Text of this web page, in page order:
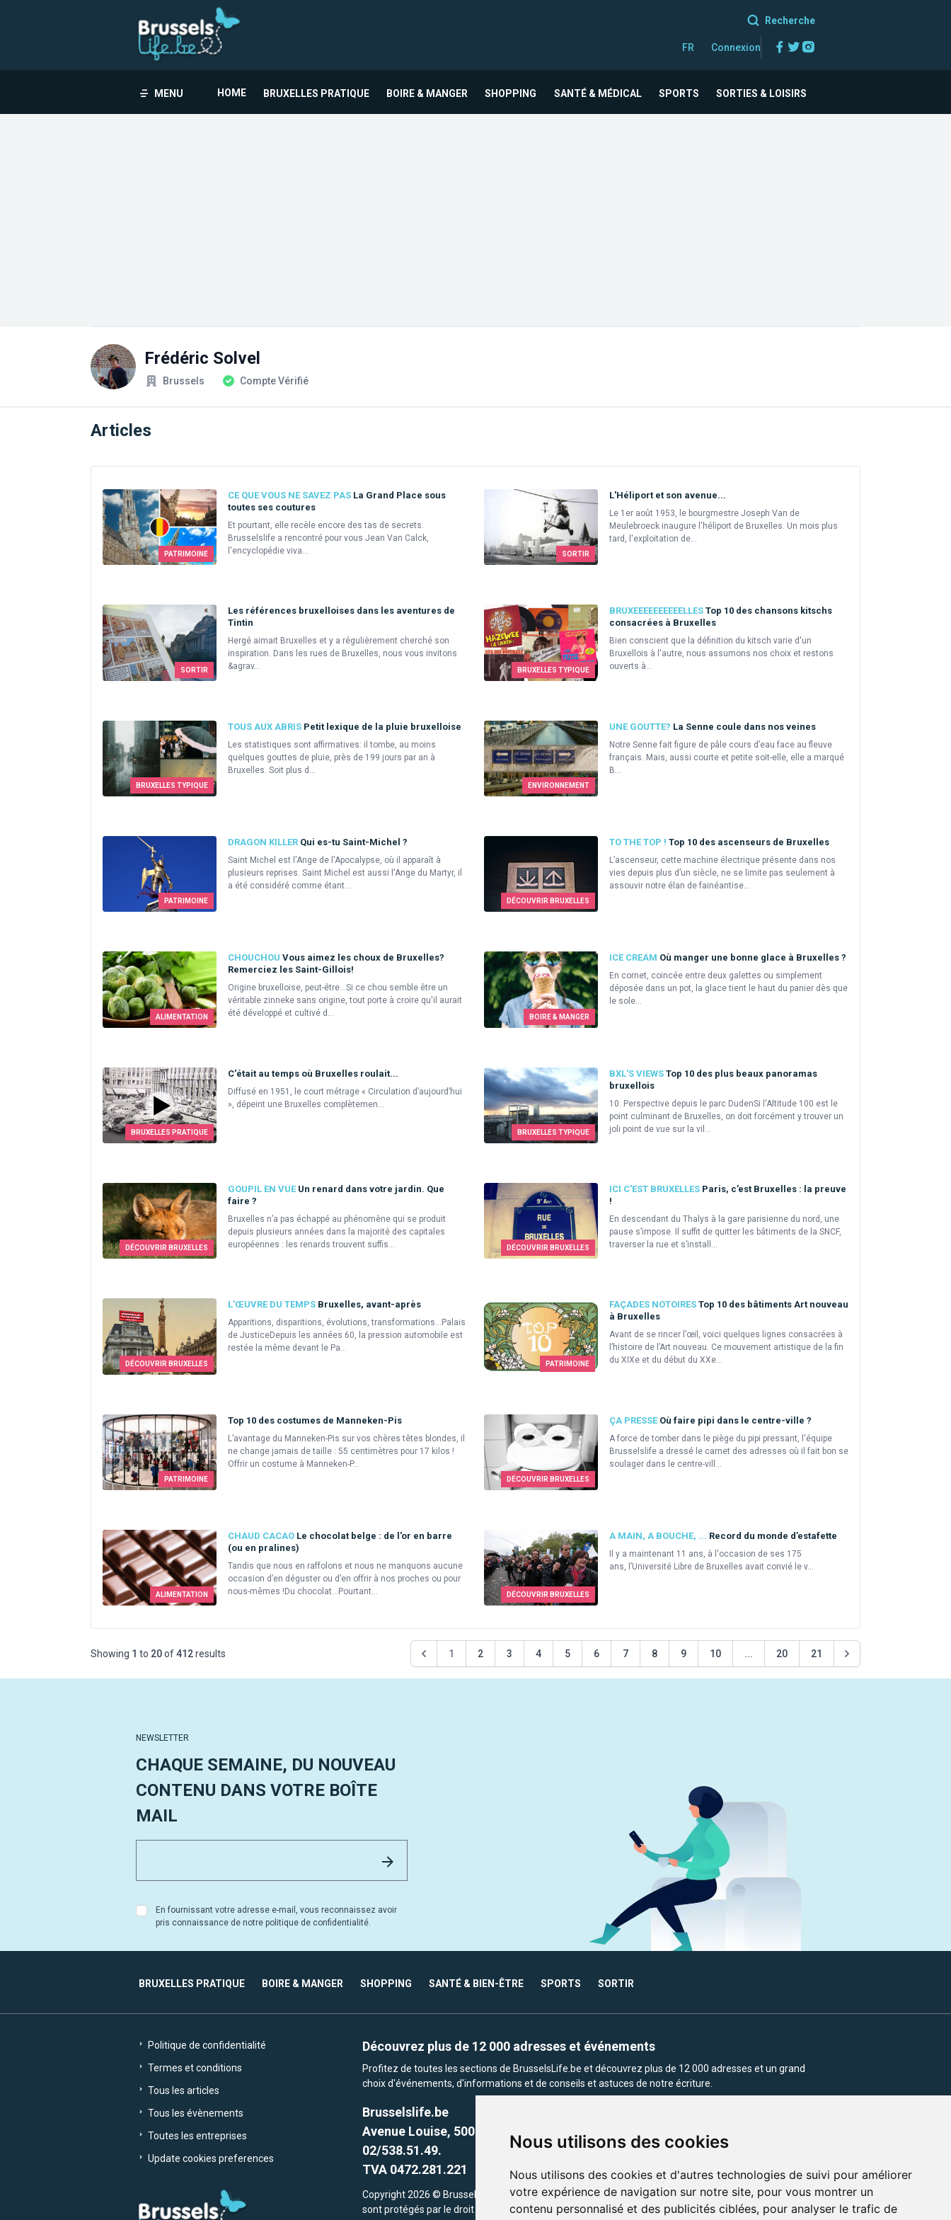
Nous utilisons des cookies
Nous utilisons des cookies et d'autres technologies de suivi pour améliorer
votre expérience de navigation sur notre site, pour vous montrer un
contenu personnalisé et des publicités ciblées, pour analyser le trafic de
Recherche
FR Connexion Facebook
Twitter
MENU HOME BRUXELLES PRATIQUE BOIRE & MANGER SHOPPING SANTÉ & MÉDICAL SPORTS SORTIES & LOISIRS
Frédéric Solvel
Société
Brussels
Statut du compte Compte Vérifié
Articles
PATRIMOINE
CE QUE VOUS NE SAVEZ PAS La Grand Place sous
toutes ses coutures
Et pourtant, elle recèle encore des tas de secrets.
Brusselslife a rencontré pour vous Jean Van Calck,
l'encyclopédie viva...
SORTIR
L'Héliport et son avenue...
Le 1er août 1953, le bourgmestre Joseph Van de
Meulebroeck inaugure l'héliport de Bruxelles. Un mois plus
tard, l'exploitation de...
SORTIR
Les références bruxelloises dans les aventures de
Tintin
Hergé aimait Bruxelles et y a régulièrement cherché son
inspiration. Dans les rues de Bruxelles, nous vous invitons
&agrav...
BRUXELLES TYPIQUE
BRUXEEEEEEEEEELLES Top 10 des chansons kitschs
consacrées à Bruxelles
Bien conscient que la définition du kitsch varie d'un
Bruxellois à l'autre, nous assumons nos choix et restons
ouverts à...
BRUXELLES TYPIQUE
TOUS AUX ABRIS Petit lexique de la pluie bruxelloise
Les statistiques sont affirmatives: il tombe, au moins
quelques gouttes de pluie, près de 199 jours par an à
Bruxelles. Soit plus d...
ENVIRONNEMENT
UNE GOUTTE? La Senne coule dans nos veines
Notre Senne fait figure de pâle cours d’eau face au fleuve
français. Mais, aussi courte et petite soit-elle, elle a marqué
B...
PATRIMOINE
DRAGON KILLER Qui es-tu Saint-Michel ?
Saint Michel est l'Ange de l'Apocalypse, où il apparaît à
plusieurs reprises. Saint Michel est aussi l'Ange du Martyr, il
a été considéré comme étant...
DÉCOUVRIR BRUXELLES
TO THE TOP ! Top 10 des ascenseurs de Bruxelles
L’ascenseur, cette machine électrique présente dans nos
vies depuis plus d’un siècle, ne se limite pas seulement à
assouvir notre élan de fainéantise...
ALIMENTATION
CHOUCHOU Vous aimez les choux de Bruxelles?
Remerciez les Saint-Gillois!
Origine bruxelloise, peut-être...Si ce chou semble être un
véritable zinneke sans origine, tout porte à croire qu'il aurait
été développé et cultivé d...
BOIRE & MANGER
ICE CREAM Où manger une bonne glace à Bruxelles ?
En cornet, coincée entre deux galettes ou simplement
déposée dans un pot, la glace tient le haut du panier dès que
le sole...
BRUXELLES PRATIQUE
C'était au temps où Bruxelles roulait...
Diffusé en 1951, le court métrage « Circulation d’aujourd’hui
», dépeint une Bruxelles complètemen...
BRUXELLES TYPIQUE
BXL'S VIEWS Top 10 des plus beaux panoramas
bruxellois
10. Perspective depuis le parc DudenSi l'Altitude 100 est le
point culminant de Bruxelles, on doit forcément y trouver un
joli point de vue sur la vil...
DÉCOUVRIR BRUXELLES
GOUPIL EN VUE Un renard dans votre jardin. Que
faire ?
Bruxelles n’a pas échappé au phénomène qui se produit
depuis plusieurs années dans la majorité des capitales
européennes : les renards trouvent suffis...
DÉCOUVRIR BRUXELLES
ICI C'EST BRUXELLES Paris, c’est Bruxelles : la preuve
!
En descendant du Thalys à la gare parisienne du nord, une
pause s’impose. Il suffit de quitter les bâtiments de la SNCF,
traverser la rue et s’install...
DÉCOUVRIR BRUXELLES
L'ŒUVRE DU TEMPS Bruxelles, avant-après
Apparitions, disparitions, évolutions, transformations...Palais
de JusticeDepuis les années 60, la pression automobile est
restée la même devant le Pa...
PATRIMOINE
FAÇADES NOTOIRES Top 10 des bâtiments Art nouveau
à Bruxelles
Avant de se rincer l’œil, voici quelques lignes consacrées à
l’histoire de l’Art nouveau. Ce mouvement artistique de la fin
du XIXe et du début du XXe...
PATRIMOINE
Top 10 des costumes de Manneken-Pis
L’avantage du Manneken-Pis sur vos chères têtes blondes, il
ne change jamais de taille : 55 centimètres pour 17 kilos !
Offrir un costume à Manneken-P...
DÉCOUVRIR BRUXELLES
ÇA PRESSE Où faire pipi dans le centre-ville ?
A force de tomber dans le piège du pipi pressant, l'équipe
Brusselslife a dressé le carnet des adresses où il fait bon se
soulager dans le centre-vill...
ALIMENTATION
CHAUD CACAO Le chocolat belge : de l'or en barre
(ou en pralines)
Tandis que nous en raffolons et nous ne manquons aucune
occasion d’en déguster ou d’en offrir à nos proches ou pour
nous-mêmes !Du chocolat...Pourtant...
DÉCOUVRIR BRUXELLES
A MAIN, A BOUCHE, ... Record du monde d’estafette
Il y a maintenant 11 ans, à l'occasion de ses 175
ans, l’Université Libre de Bruxelles avait convié le v...
Showing 1 to 20of412results 1 2 3 4 5 6 7 8 9 10 ... 20 21
NEWSLETTER
CHAQUE SEMAINE, DU NOUVEAU
CONTENU DANS VOTRE BOÎTE
MAIL
En fournissant votre adresse e-mail, vous reconnaissez avoir
pris connaissance de notre politique de confidentialité.
BRUXELLES PRATIQUE BOIRE & MANGER SHOPPING SANTÉ & BIEN-ÊTRE SPORTS SORTIR
Politique de confidentialité
Termes et conditions
Tous les articles
Tous les évènements
Toutes les entreprises
Update cookies preferences
Découvrez plus de 12 000 adresses et événements
Profitez de toutes les sections de BrusselsLife.be et découvrez plus de 12 000 adresses et un grand
choix d'événements, d'informations et de conseils et astuces de notre écriture.
Brusselslife.be
Avenue Louise, 500 -1050 Ixelles, Brussels,
02/538.51.49.
TVA 0472.281.221
Copyright 2026 © Brusselslife.be Tous droits réservés. Le contenu et les images utilisés sur ce site
sont protégés par le droit d'auteur. la propriétaires respectifs.